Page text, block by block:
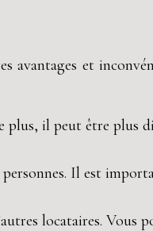
avantages et
plus, il peut être plus
Il est
locataires. Vous